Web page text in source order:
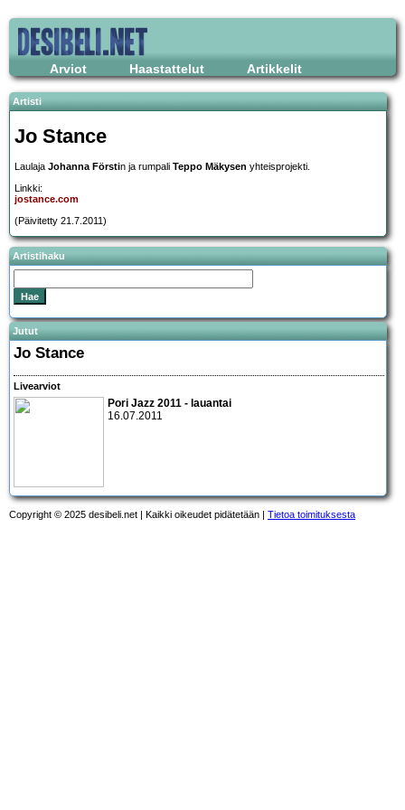
Arviot Haastattelut Artikkelit
Artisti
Jo Stance
Laulaja Johanna Förstin ja rumpali Teppo Mäkysen yhteisprojekti.
Linkki:
jostance.com
(Päivitetty 21.7.2011)
Artistihaku
Jutut
Jo Stance
Livearviot
Pori Jazz 2011 - lauantai
16.07.2011
Copyright © 2025 desibeli.net | Kaikki oikeudet pidätetään | Tietoa toimituksesta